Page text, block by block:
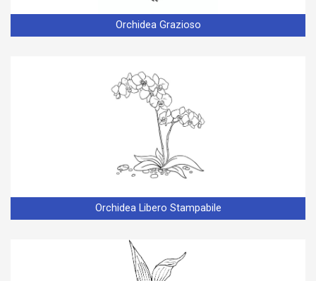
Orchidea Grazioso
Orchidea Libero Stampabile